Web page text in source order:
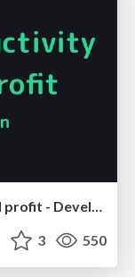
Developer productivity for fun and profit - Developer edition
3 550